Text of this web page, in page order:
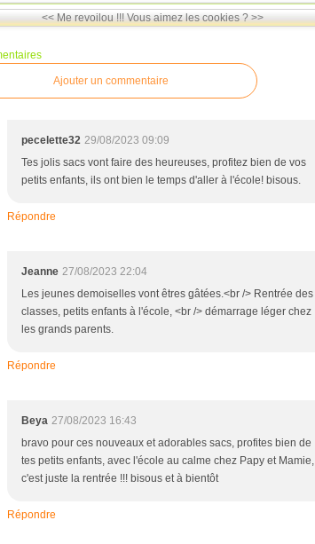
<< Me revoilou !!! Vous aimez les cookies ? >>
Ajouter un commentaire
pecelette32 29/08/2023 09:09
Tes jolis sacs vont faire des heureuses, profitez bien de vos
petits enfants, ils ont bien le temps d'aller à l'école! bisous.
Répondre
Jeanne 27/08/2023 22:04
Les jeunes demoiselles vont êtres gâtées.<br /> Rentrée des
classes, petits enfants à l'école, <br /> démarrage léger chez
les grands parents.
Répondre
Beya 27/08/2023 16:43
bravo pour ces nouveaux et adorables sacs, profites bien de
tes petits enfants, avec l'école au calme chez Papy et Mamie,
c'est juste la rentrée !!! bisous et à bientôt
Répondre